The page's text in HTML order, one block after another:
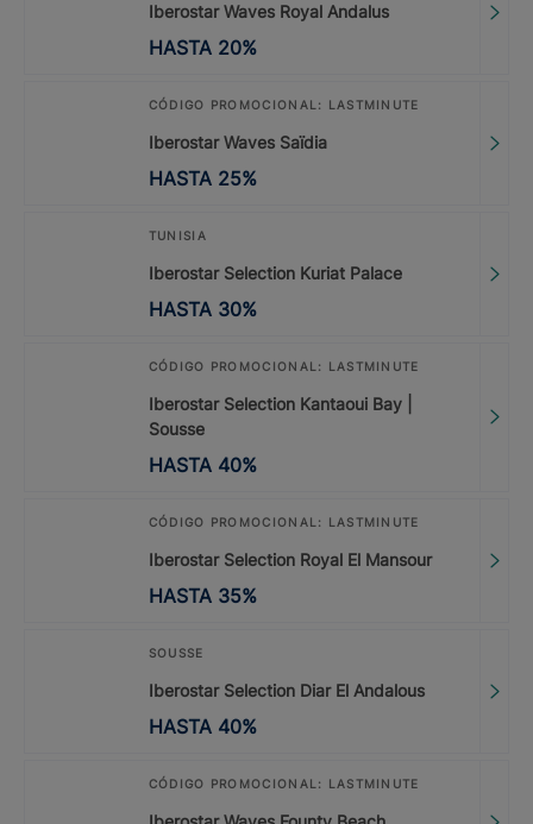
Iberostar Waves Royal Andalus
HASTA 20%
CÓDIGO PROMOCIONAL: LASTMINUTE
Iberostar Waves Saïdia
HASTA 25%
TUNISIA
Iberostar Selection Kuriat Palace
HASTA 30%
CÓDIGO PROMOCIONAL: LASTMINUTE
Iberostar Selection Kantaoui Bay |
Sousse
HASTA 40%
CÓDIGO PROMOCIONAL: LASTMINUTE
Iberostar Selection Royal El Mansour
HASTA 35%
SOUSSE
Iberostar Selection Diar El Andalous
HASTA 40%
CÓDIGO PROMOCIONAL: LASTMINUTE